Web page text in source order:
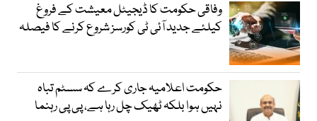
وفاقی حکومت کا ڈیجیٹل معیشت کے فروغ
کیلئے جدید آئی ٹی کورسز شروع کرنے کا فیصلہ
حکومت اعلامیہ جاری کرے کہ سسٹم تباہ
نہیں ہوا بلکہ ٹھیک چل رہا ہے، پی پی رہنما